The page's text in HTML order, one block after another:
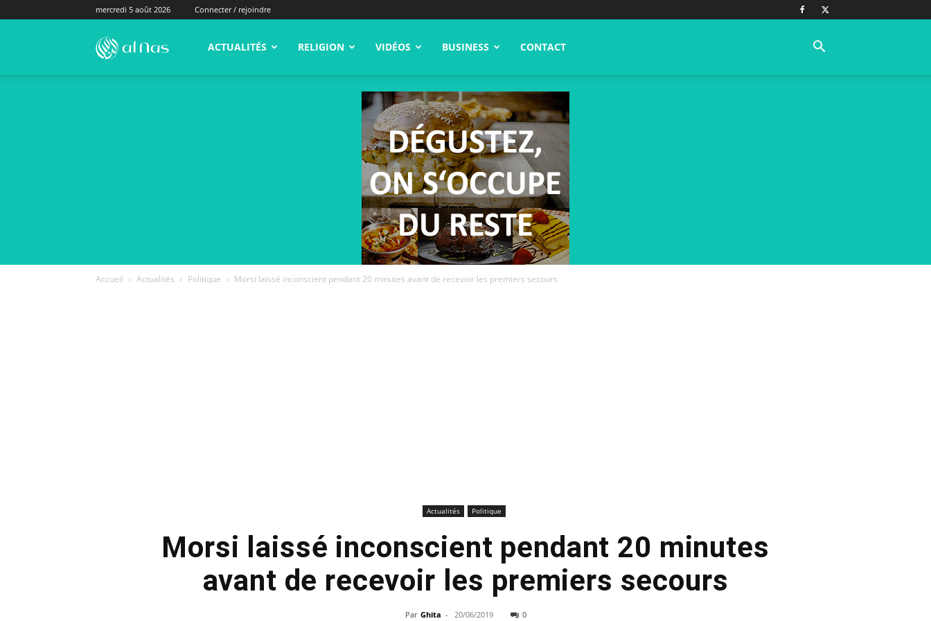
mercredi 5 août 2026 Connecter / rejoindre
alNas.fr ACTUALITÉS RELIGION VIDÉOS BUSINESS CONTACT
Accueil Actualités Politique Morsi laissé inconscient pendant 20 minutes avant de recevoir les premiers secours
Actualités Politique
Morsi laissé inconscient pendant 20 minutes
avant de recevoir les premiers secours
Par Ghita - 20/06/2019 0